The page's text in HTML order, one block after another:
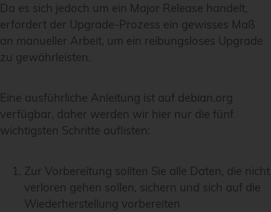
Da es sich jedoch um ein Major Release handelt,
erfordert der Upgrade-Prozess ein gewisses Maß
an manueller Arbeit, um ein reibungsloses Upgrade
zu gewährleisten.
Eine ausführliche Anleitung ist auf debian.org
verfügbar, daher werden wir hier nur die fünf
wichtigsten Schritte auflisten:
Zur Vorbereitung sollten Sie alle Daten, die nicht
verloren gehen sollen, sichern und sich auf die
Wiederherstellung vorbereiten